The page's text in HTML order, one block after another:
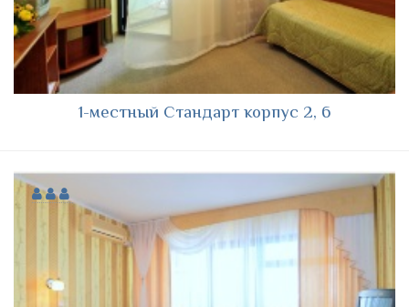
1-местный Стандарт корпус 2, 6